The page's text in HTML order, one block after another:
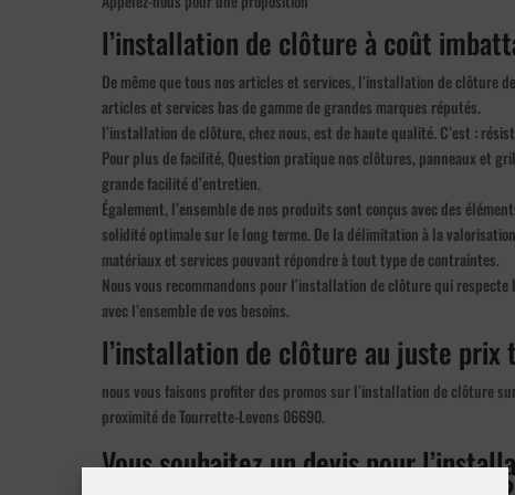
l’installation de clôture à coût
De même que tous nos articles et services, l’installation de clôture
articles et services bas de gamme de grandes marques réputés.
l’installation de clôture, chez nous, est de haute qualité. C’est :
Pour plus de facilité, Question pratique nos clôtures, panneaux et
grande facilité d’entretien.
Également, l’ensemble de nos produits sont conçus avec des
solidité optimale sur le long terme. De la délimitation à la
matériaux et services pouvant répondre à tout type de contraintes.
Nous vous recommandons pour l’installation de clôture qui
avec l’ensemble de vos besoins.
l’installation de clôture au juste prix
nous vous faisons profiter des promos sur l’installation de clôture
proximité de Tourrette-Levens 06690.
Vous souhaitez un devis pour